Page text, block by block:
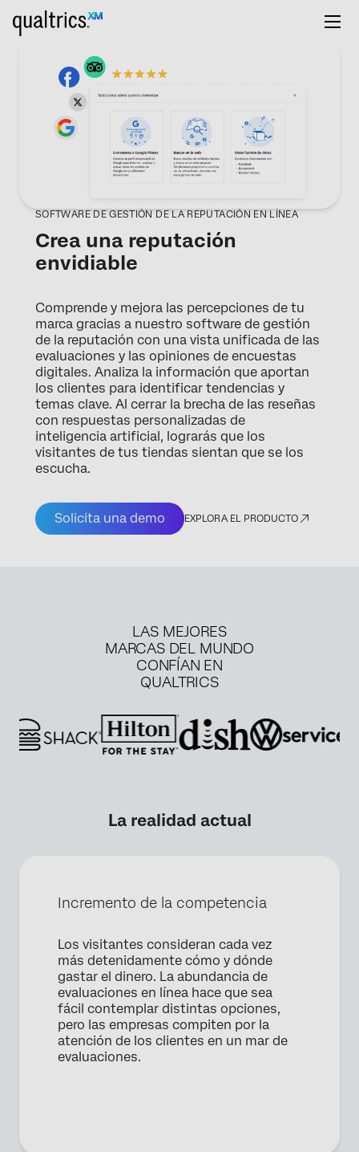
SOFTWARE DE GESTIÓN DE LA REPUTACIÓN EN LÍNEA
Crea una reputación
envidiable
Comprende y mejora las percepciones de tu
marca gracias a nuestro software de gestión
de la reputación con una vista unificada de las
evaluaciones y las opiniones de encuestas
digitales. Analiza la información que aportan
los clientes para identificar tendencias y
temas clave. Al cerrar la brecha de las reseñas
con respuestas personalizadas de
inteligencia artificial, lograrás que los
visitantes de tus tiendas sientan que se los
escucha.
Solicita una demo EXPLORA EL PRODUCTO
Solicita una demo
LAS MEJORES
MARCAS DEL MUNDO
CONFÍAN EN
QUALTRICS
La realidad actual
Incremento de la competencia
Los visitantes consideran cada vez
más detenidamente cómo y dónde
gastar el dinero. La abundancia de
evaluaciones en línea hace que sea
fácil contemplar distintas opciones,
pero las empresas compiten por la
atención de los clientes en un mar de
evaluaciones.